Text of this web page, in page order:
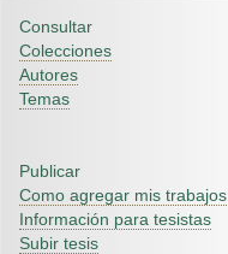
Consultar
Colecciones
Autores
Temas
Publicar
Como agregar mis trabajos
Información para tesistas
Subir tesis